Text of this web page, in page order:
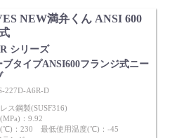
NEW満弁くん ANSI 600
シリーズ
タイプANSI600フランジ式ニー
227D-A6R-D
ス鋼製(SUSF316)
：9.92
(℃)：230 最低使用温度(℃)：-45